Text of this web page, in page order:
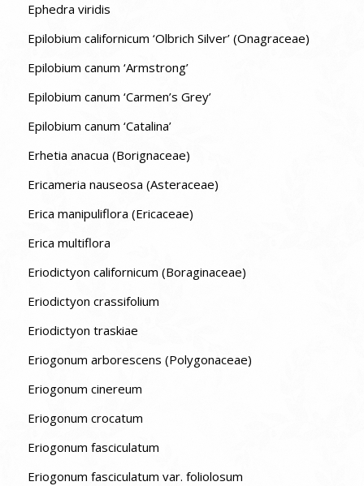
Ephedra viridis
Epilobium californicum ‘Olbrich Silver’ (Onagraceae)
Epilobium canum ‘Armstrong’
Epilobium canum ‘Carmen’s Grey’
Epilobium canum ‘Catalina’
Erhetia anacua (Borignaceae)
Ericameria nauseosa (Asteraceae)
Erica manipuliflora (Ericaceae)
Erica multiflora
Eriodictyon californicum (Boraginaceae)
Eriodictyon crassifolium
Eriodictyon traskiae
Eriogonum arborescens (Polygonaceae)
Eriogonum cinereum
Eriogonum crocatum
Eriogonum fasciculatum
Eriogonum fasciculatum var. foliolosum